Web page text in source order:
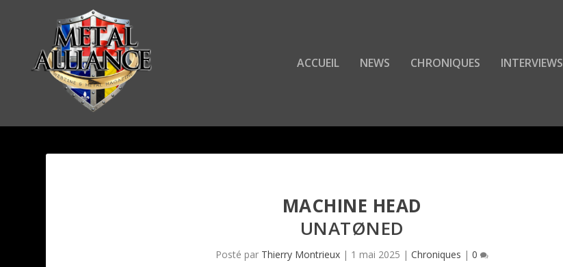
ACCUEIL NEWS CHRONIQUES INTERVIEWS
MACHINE HEAD
UNATØNED
Posté par Thierry Montrieux | 1 mai 2025 |Chroniques |0